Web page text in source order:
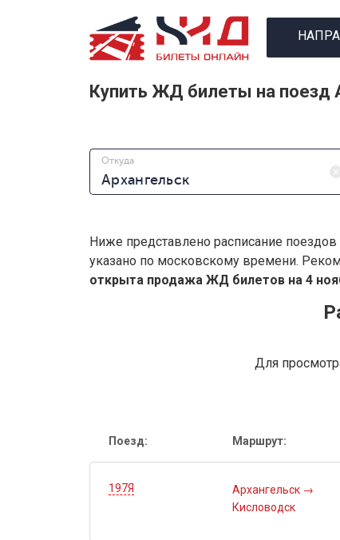
Купить ЖД билеты на поезд
Откуда
Ниже представлено расписание поездов
указано по московскому времени.
открыта продажа ЖД билетов на 4
Для
Поезд: Маршрут:
197Я Архангельск →
Кисловодск